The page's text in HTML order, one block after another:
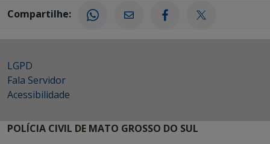
Compartilhe:
LGPD
Fala Servidor
Acessibilidade
POLÍCIA CIVIL DE MATO GROSSO DO SUL